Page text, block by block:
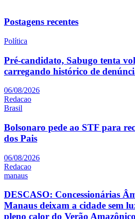
Postagens recentes
Política
Pré-candidato, Sabugo tenta
carregando histórico de
06/08/2026
Redacao
Brasil
Bolsonaro pede ao STF para
dos Pais
06/08/2026
Redacao
manaus
DESCASO: Concessionárias
Manaus deixam a cidade sem
pleno calor do Verão Amazônico